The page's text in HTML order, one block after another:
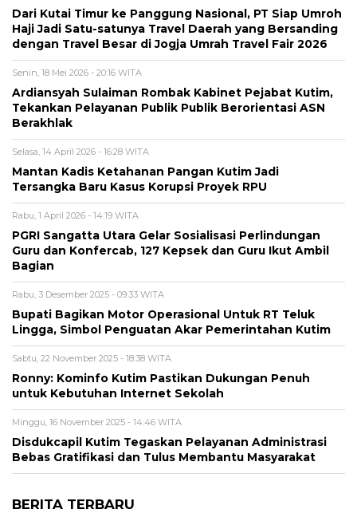
Dari Kutai Timur ke Panggung Nasional, PT Siap Umroh
Haji Jadi Satu-satunya Travel Daerah yang Bersanding
dengan Travel Besar di Jogja Umrah Travel Fair 2026
Senin, 18 Mei 2026 - 20:16 WITA
Ardiansyah Sulaiman Rombak Kabinet Pejabat Kutim,
Tekankan Pelayanan Publik Publik Berorientasi ASN
Berakhlak
Selasa, 14 April 2026 - 16:28 WITA
Mantan Kadis Ketahanan Pangan Kutim Jadi
Tersangka Baru Kasus Korupsi Proyek RPU
Rabu, 1 April 2026 - 14:19 WITA
PGRI Sangatta Utara Gelar Sosialisasi Perlindungan
Guru dan Konfercab, 127 Kepsek dan Guru Ikut Ambil
Bagian
Rabu, 3 Desember 2025 - 09:33 WITA
Bupati Bagikan Motor Operasional Untuk RT Teluk
Lingga, Simbol Penguatan Akar Pemerintahan Kutim
Sabtu, 22 November 2025 - 18:38 WITA
Ronny: Kominfo Kutim Pastikan Dukungan Penuh
untuk Kebutuhan Internet Sekolah
Minggu, 16 November 2025 - 14:46 WITA
Disdukcapil Kutim Tegaskan Pelayanan Administrasi
Bebas Gratifikasi dan Tulus Membantu Masyarakat
BERITA TERBARU